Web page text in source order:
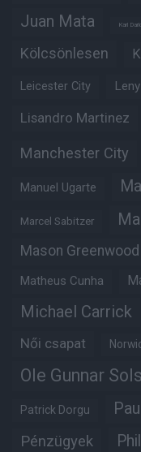
Juan Mata Karl
Kölcsönlesen
Leicester City
Lisandro Martinez
Manchester City
Manuel Ugarte
Marcel Sabitzer
Mason Greenwood
Matheus Cunha
Michael Carrick
Női csapat
Ole Gunnar
Patrick Dorgu
Pénzügyek